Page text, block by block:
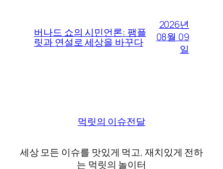
버나드 쇼의 시민언론: 팸플
릿과 연설로 세상을 바꾸다
2026년
08월 09
일
먹릿의 이슈전달
세상 모든 이슈를 맛있게 먹고, 재치있게 전하
는 먹릿의 놀이터